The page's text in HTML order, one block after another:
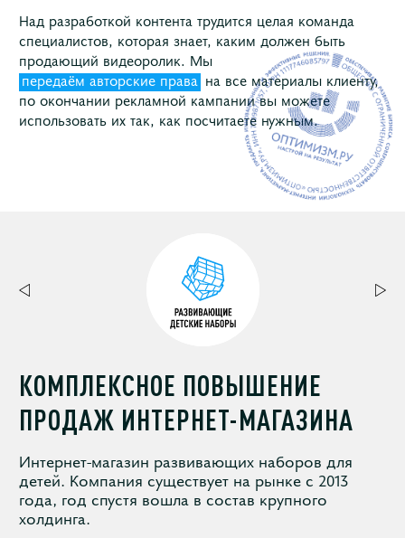
Над разработкой контента трудится целая команда
специалистов, которая знает, каким должен быть
продающий видеоролик. Мы
передаём авторские права на все материалы клиенту,
по окончании рекламной кампании вы можете
использовать их так, как посчитаете нужным.
КОМПЛЕКСНОЕ ПОВЫШЕНИЕ
ПРОДАЖ ИНТЕРНЕТ-МАГАЗИНА
Интернет-магазин развивающих наборов для
детей. Компания существует на рынке с 2013
года, год спустя вошла в состав крупного
холдинга.